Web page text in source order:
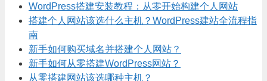
WordPress搭建安装教程：从零开始构建个人网站
搭建个人网站该选什么主机？WordPress建站全流程指
南
新手如何购买域名并搭建个人网站？
新手如何从零搭建WordPress网站？
从零搭建网站该选哪种主机？